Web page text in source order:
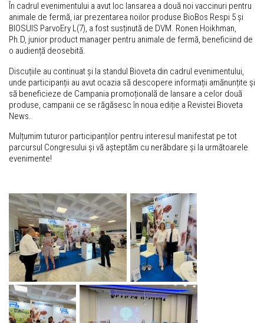
În cadrul evenimentului a avut loc lansarea a două noi vaccinuri pentru
animale de fermă, iar prezentarea noilor produse BioBos Respi 5 și
BIOSUIS ParvoEry L(7), a fost susținută de DVM. Ronen Hoikhman,
Ph.D, junior product manager pentru animale de fermă, beneficiind de
o audiență deosebită.
Discuțiile au continuat și la standul Bioveta din cadrul evenimentului,
unde participanții au avut ocazia să descopere informații amănunțite și
să beneficieze de Campania promoțională de lansare a celor două
produse, campanii ce se răgăsesc în noua ediție a Revistei Bioveta
News.
Mulțumim tuturor participanților pentru interesul manifestat pe tot
parcursul Congresului și vă așteptăm cu nerăbdare și la următoarele
evenimente!